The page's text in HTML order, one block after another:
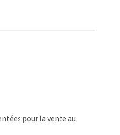
pour la vente au